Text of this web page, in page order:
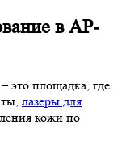
в AP-
это площадка, где
лазеры для
кожи по